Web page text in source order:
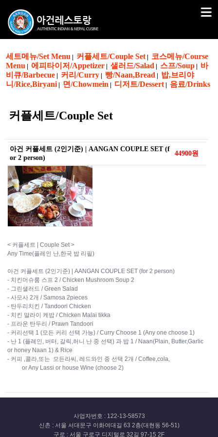
세트메뉴/Set Menu 커플세트/Couple Set| 코스메뉴/Course
Menu
에피타이저/Appetizer 샐러드/Salad 스프/Soup
바
비큐/Barbecue
커리/Curry 빵/Naan,Bread
밥,브리야
니/Rice,Biryani| 면/Chowmein 디저트/Dessert| 음료/Drinks
커플세트/Couple Set
아건 커플세트 (2인기준) | AANGAN COUPLE SET (f
or 2 person)
44900원
< 커플세트 | Couple Set > ​
Any Time(플레인 난,한국 밥 리필)
아건 커플세트 (2인기준) | AANGAN COUPLE SET (for 2 person)
- 치킨머슈룸 스프 2 / Chicken Mushroom Soup 2
- 그린샐러드 / Green Salad
- 사모사 2개 / Samosa 2pieces
- 탄두리치킨 / Tandoori Chicken
- 치킨 말라이 케밥 / Chicken Malai tikka
- 프라운 탄두리 / Prawn Tandoori
- 커리선택 1 (모든 커리 선택 가능) / Curry Choose 1 (Any one choose 1)
- 난 1 (플레인, 버터, 갈릭,허니 난 중 선택) 과 밥 1 / Naan(Plain, Butter,Garlic
or honey Naan 1) & Rice
- 커피 ,콜라,또는 모든라씨, 레드와인 중 선택 2개 / Coffee,cola,
or Any Lassi or house Wine (choose 2)
사업자번호 : 122-13-58573
신촌 : 서울 서대문구 이화여대길 63 2층(대현동 56-51)
구로 : 서울 구로구 디지털로 32길 97-15 2F